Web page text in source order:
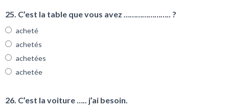
25. C’est la table que vous avez ………………….. ?
acheté
achetés
achetées
achetée
26. C’est la voiture ….. j’ai besoin.